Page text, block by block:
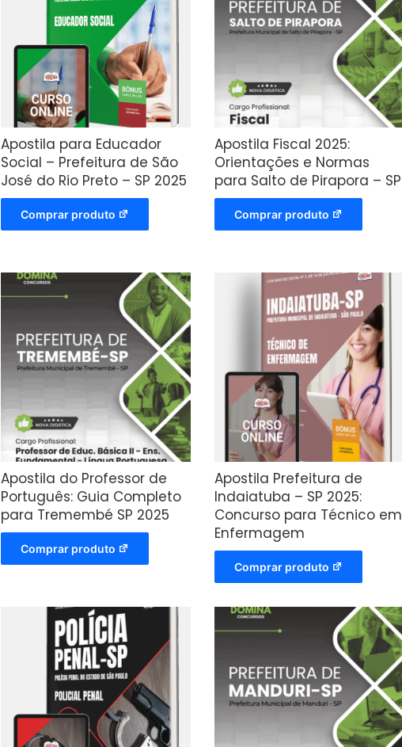
Apostila para Educador
Social – Prefeitura de São
José do Rio Preto – SP 2025
Comprar produto
Apostila Fiscal 2025:
Orientações e Normas
para Salto de Pirapora – SP
Comprar produto
Apostila do Professor de
Português: Guia Completo
para Tremembé SP 2025
Comprar produto
Apostila Prefeitura de
Indaiatuba – SP 2025:
Concurso para Técnico em
Enfermagem
Comprar produto